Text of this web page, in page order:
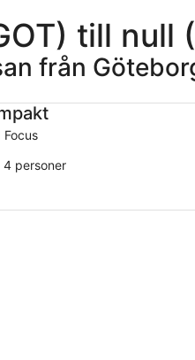
till null
från
Focus
4 personer
Ford Focus